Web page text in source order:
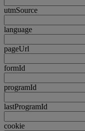
utmSource
language
pageUrl
formId
programId
lastProgramId
cookie